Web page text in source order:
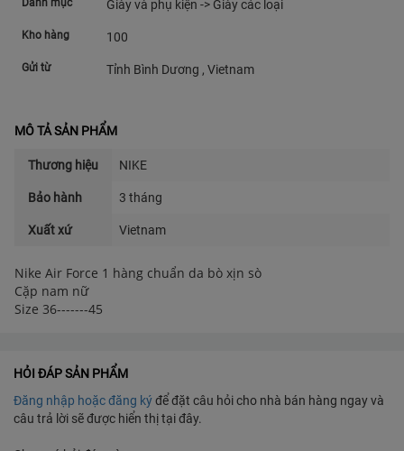
Danh mục Giày và phụ kiện -> Giày các loại
Kho hàng 100
Gửi từ Tỉnh Bình Dương , Vietnam
MÔ TẢ SẢN PHẨM
Thương hiệu NIKE
Bảo hành 3 tháng
Xuất xứ Vietnam
Nike Air Force 1 hàng chuẩn da bò xịn sò
Cặp nam nữ
Size 36-------45
HỎI ĐÁP SẢN PHẨM
Đăng nhập hoặc đăng kýđể đặt câu hỏi cho nhà bán hàng ngay và
câu trả lời sẽ được hiển thị tại đây.